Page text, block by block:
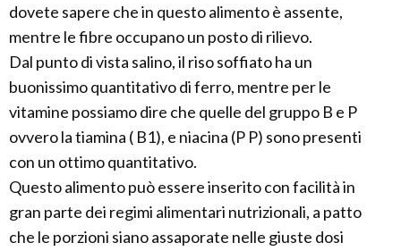
dovete sapere che in questo alimento è assente,
mentre le fibre occupano un posto di rilievo.
Dal punto di vista salino, il riso soffiato ha un
buonissimo quantitativo di ferro, mentre per le
vitamine possiamo dire che quelle del gruppo B e P
ovvero la tiamina ( B1), e niacina (P P) sono presenti
con un ottimo quantitativo.
Questo alimento può essere inserito con facilità in
gran parte dei regimi alimentari nutrizionali, a patto
che le porzioni siano assaporate nelle giuste dosi